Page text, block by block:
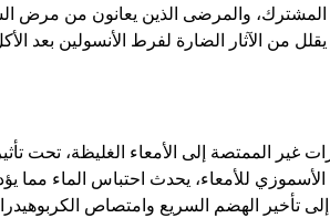
والمرضى الذين يعانون من مرض
من الآثار الضارة لفرط الأنسولين بعد
الممتصة إلى الأمعاء الغليظة، تحت تأثير
للأمعاء، يحدث احتباس الماء مما يؤدي
تأخير الهضم السريع وامتصاص